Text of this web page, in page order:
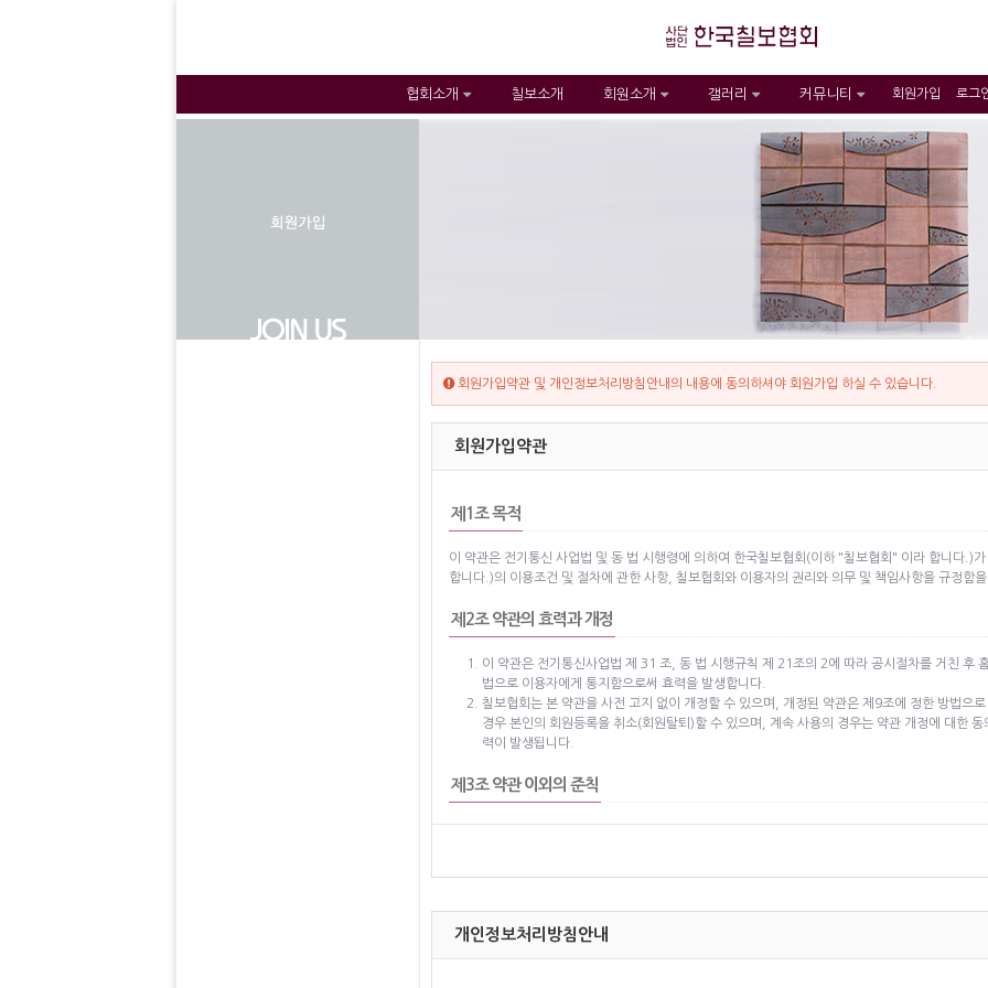
협회소개 칠보소개 회원소개 갤러리 커뮤니티 회원가입 로그
회원가입약관 및 개인정보처리방침안내의 내용에 동의하셔야 회원가입 하실 수 있습니다.
회원가입약관
제1조 목적
이 약관은 전기통신 사업법 및 동 법 시행령에 의하여 한국칠보협회(이하 "칠보협회" 이라 합니다.)
합니다.)의 이용조건 및 절차에 관한 사항, 칠보협회와 이용자의 권리와 의무 및 책임사항을 규정함
제2조 약관의 효력과 개정
이 약관은 전기통신사업법 제 31 조, 동 법 시행규칙 제 21조의 2에 따라 공시절차를 거친 후
법으로 이용자에게 통지함으로써 효력을 발생합니다.
칠보협회는 본 약관을 사전 고지 없이 개정할 수 있으며, 개정된 약관은 제9조에 정한 방법으
경우 본인의 회원등록을 취소(회원탈퇴)할 수 있으며, 계속 사용의 경우는 약관 개정에 대한
력이 발생됩니다.
제3조 약관 이외의 준칙
이 약관에 명시되어 있지 않은 사항은 전기통신 기본법, 전기통신 사업법, 기타 관련법령의 규정에
이 약관에서 사용하는 용어의 정의는 다음과 같습니다.
회원 : 서비스에 개인정보를 제공하여 회원등록을 한 자로서, 서비스의 정보를 지속적
개인정보처리방침안내